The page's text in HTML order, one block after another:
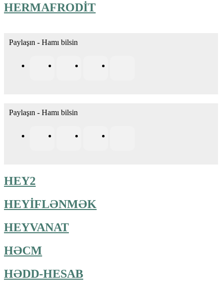
HERMAFRODİT
Paylaşın - Hamı bilsin
Paylaşın - Hamı bilsin
HEY2
HEYİFLƏNMƏK
HEYVANAT
HƏCM
HƏDD-HESAB